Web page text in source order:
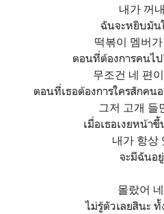
내가 꺼
ฉันจะหยิบมัน
떡볶이 멤버
ตอนที่ต้องการคนไ
무조건 네 편
ตอนที่เธอต้องการใครสักคน
그저 고개 들
เมื่อเธอเงยหน้า
내가 항상
จะมีฉันอ
몰랐어
ไม่รู้ตัวเลยสินะ ทั้